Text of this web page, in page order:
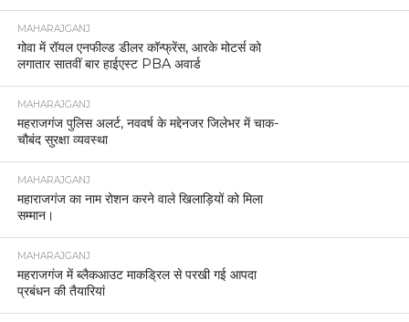
MAHARAJGANJ
गोवा में रॉयल एनफील्ड डीलर कॉन्फ्रेंस, आरके मोटर्स को
लगातार सातवीं बार हाईएस्ट PBA अवार्ड
MAHARAJGANJ
महराजगंज पुलिस अलर्ट, नववर्ष के मद्देनजर जिलेभर में चाक-
चौबंद सुरक्षा व्यवस्था
MAHARAJGANJ
महाराजगंज का नाम रोशन करने वाले खिलाड़ियों को मिला
सम्मान।
MAHARAJGANJ
महराजगंज में ब्लैकआउट माकड्रिल से परखी गई आपदा
प्रबंधन की तैयारियां